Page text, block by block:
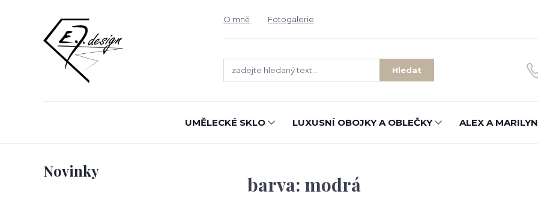
O mně Fotogalerie
Hledat
UMĚLECKÉ SKLO LUXUSNÍ OBOJKY A OBLEČKY ALEX A MARILYN
Novinky
barva: modrá